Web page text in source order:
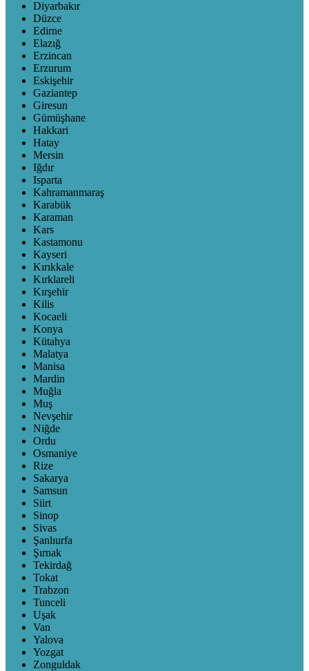
Diyarbakır
Düzce
Edirne
Elazığ
Erzincan
Erzurum
Eskişehir
Gaziantep
Giresun
Gümüşhane
Hakkari
Hatay
Mersin
Iğdır
Isparta
Kahramanmaraş
Karabük
Karaman
Kars
Kastamonu
Kayseri
Kırıkkale
Kırklareli
Kırşehir
Kilis
Kocaeli
Konya
Kütahya
Malatya
Manisa
Mardin
Muğla
Muş
Nevşehir
Niğde
Ordu
Osmaniye
Rize
Sakarya
Samsun
Siirt
Sinop
Sivas
Şanlıurfa
Şırnak
Tekirdağ
Tokat
Trabzon
Tunceli
Uşak
Van
Yalova
Yozgat
Zonguldak